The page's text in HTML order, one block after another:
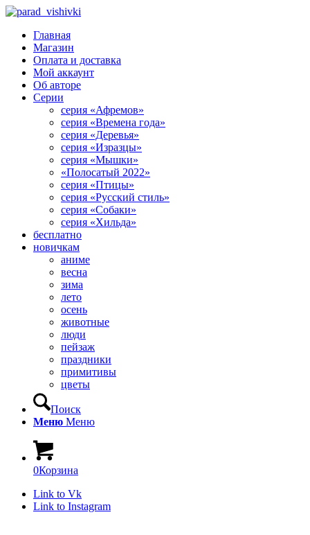
Главная
Магазин
Оплата и доставка
Мой аккаунт
Об авторе
Серии
серия «Афремов»
серия «Времена года»
серия «Деревья»
серия «Изразцы»
серия «Мышки»
«Полосатый 2022»
серия «Птицы»
серия «Русский стиль»
серия «Собаки»
серия «Хильда»
бесплатно
новичкам
аниме
весна
зима
лето
осень
животные
люди
пейзаж
праздники
примитивы
цветы
Поиск
Меню Меню
0Корзина
Link to Vk
Link to Instagram